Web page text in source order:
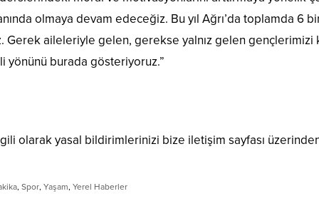
olmaya devam edeceğiz. Bu yıl Ağrı’da toplamda 6
Gerek aileleriyle gelen, gerekse yalnız gelen
yönünü burada gösteriyoruz.”
olarak yasal bildirimlerinizi bize iletişim sayfası
, Spor, Yaşam, Yerel Haberler